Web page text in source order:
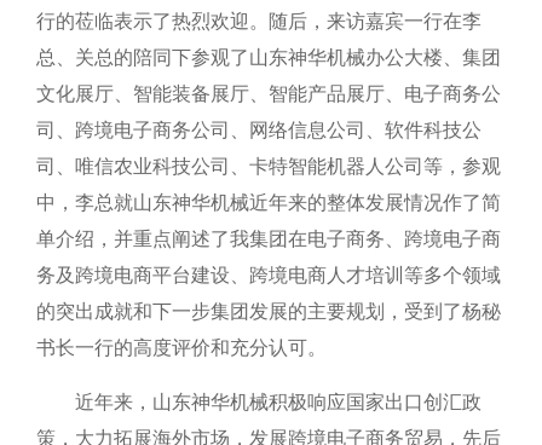
行的莅临表示了热烈欢迎。随后，来访嘉宾一行在李
总、关总的陪同下参观了山东神华机械办公大楼、集团
文化展厅、智能装备展厅、智能产品展厅、电子商务公
司、跨境电子商务公司、网络信息公司、软件科技公
司、唯信农业科技公司、卡特智能机器人公司等，参观
中，李总就山东神华机械近年来的整体发展情况作了简
单介绍，并重点阐述了我集团在电子商务、跨境电子商
务及跨境电商平台建设、跨境电商人才培训等多个领域
的突出成就和下一步集团发展的主要规划，受到了杨秘
书长一行的高度评价和充分认可。
近年来，山东神华机械积极响应国家出口创汇政
策，大力拓展海外市场，发展跨境电子商务贸易，先后